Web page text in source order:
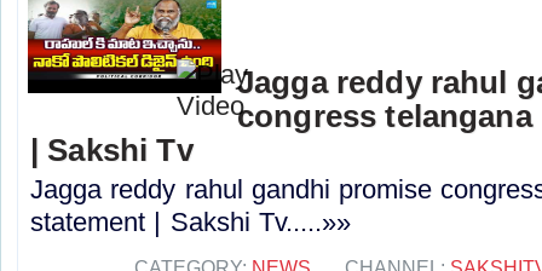
Jagga reddy rahul
congress
| Sakshi Tv
Jagga reddy rahul gandhi promise
statement | Sakshi Tv.....»»